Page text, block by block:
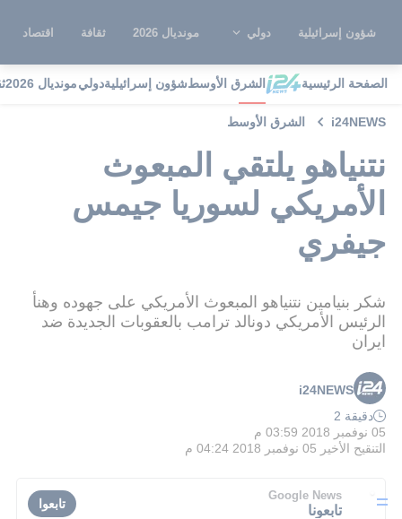
شؤون إسرائيلية دولي مونديال 2026 ثقافة اقتصاد
الصفحة الرئيسية الشرق الأوسطشؤون إسرائيليةدوليمونديال 2026
i24NEWS الشرق الأوسط
نتنياهو يلتقي المبعوث
الأمريكي لسوريا جيمس
جيفري
شكر بنيامين نتنياهو المبعوث الأمريكي على جهوده وهنأ
الرئيس الأمريكي دونالد ترامب بالعقوبات الجديدة ضد
ايران
i24NEWS
دقيقة 2
05 نوفمبر 2018 03:59 م
التنقيح الأخير 05 نوفمبر 2018 04:24 م
Google News
تابعونا تابعوا